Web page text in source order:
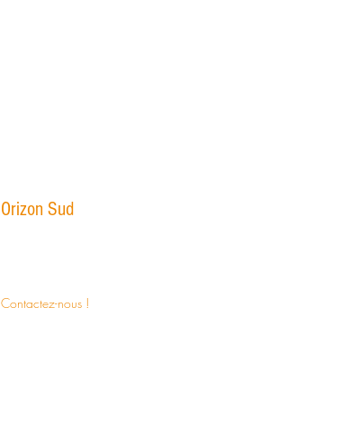
Orizon Sud
Contactez-nous !